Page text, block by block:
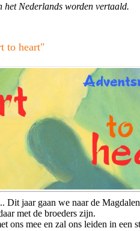
het Nederlands worden vertaald.
to heart"
Dit jaar gaan we naar de
met de broeders zijn.
ons mee en zal ons leiden in een